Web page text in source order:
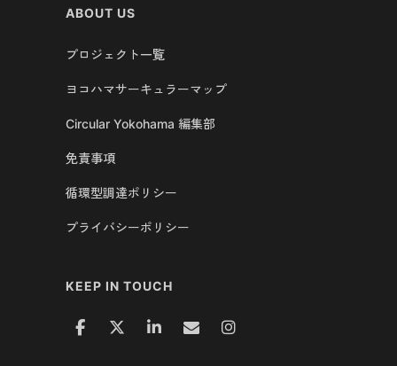
ABOUT US
プロジェクト一覧
ヨコハマサーキュラーマップ
Circular Yokohama 編集部
免責事項
循環型調達ポリシー
プライバシーポリシー
KEEP IN TOUCH